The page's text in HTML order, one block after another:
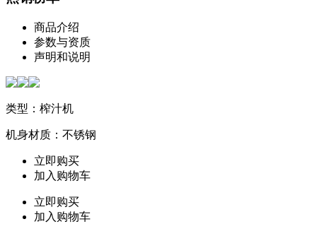
商品介绍
参数与资质
声明和说明
类型：榨汁机
机身材质：不锈钢
立即购买
加入购物车
立即购买
加入购物车